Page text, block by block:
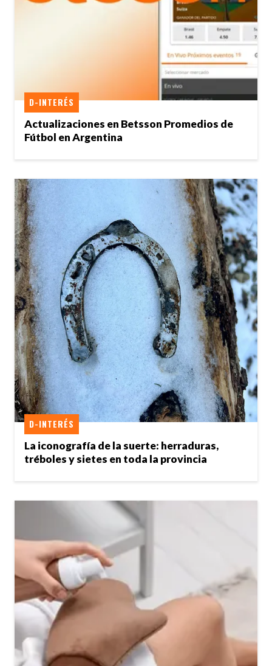
Actualizaciones en Betsson Promedios de
Fútbol en Argentina
D-INTERÉS
La iconografía de la suerte: herraduras,
tréboles y sietes en toda la provincia
D-INTERÉS